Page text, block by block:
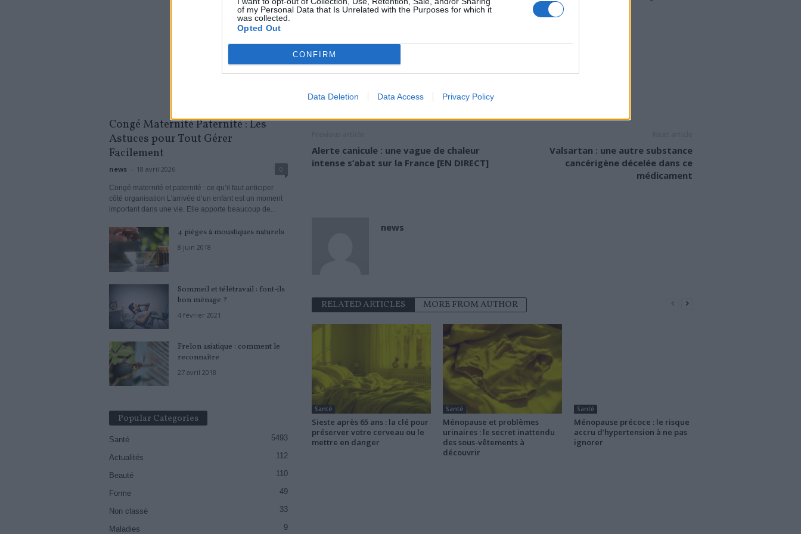
of my Personal Data that Is Unrelated with the Purposes for which it
was collected.
Opted Out
CONFIRM
Data Deletion Data Access Privacy Policy
forme, de texture ou de couleur. Leur qualité et leur dureté peuvent aussi varier.
Lire…
ONGLES
Alerte canicule : une vague de chaleur
intense s’abat sur la France [EN DIRECT]
Valsartan : une autre substance
cancérigène décelée dans ce
médicament
news
RELATED ARTICLES MORE FROM AUTHOR
Santé
Sieste après 65 ans : la clé pour
préserver votre cerveau ou le
mettre en danger
Santé
Ménopause et problèmes
urinaires : le secret inattendu
des sous-vêtements à
découvrir
Santé
Ménopause précoce : le risque
accru d’hypertension à ne pas
ignorer
Congé Maternité Paternité : Les
Astuces pour Tout Gérer
Facilement
news - 18 avril 2026 0
Congé maternité et paternité : ce qu’il faut anticiper
côté organisation L’arrivée d’un enfant est un moment
important dans une vie. Elle apporte beaucoup de...
4 pièges à moustiques naturels
8 juin 2018
Sommeil et télétravail : font-ils
bon ménage ?
4 février 2021
Frelon asiatique : comment le
reconnaître
27 avril 2018
Popular Categories
Santé 5493
Actualités 112
Beauté 110
Forme 49
Non classé 33
Maladies 9